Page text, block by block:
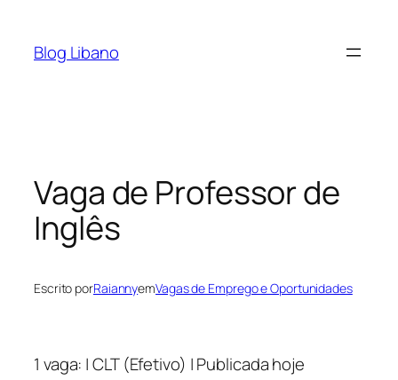
Blog Libano
Vaga de Professor de
Inglês
Escrito porRaiannyemVagas de Emprego e Oportunidades
1 vaga: | CLT (Efetivo) | Publicada hoje